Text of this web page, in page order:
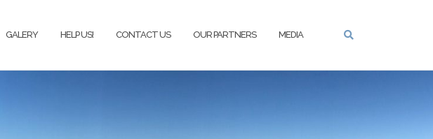
GALERY HELP US! CONTACT US OUR PARTNERS MEDIA